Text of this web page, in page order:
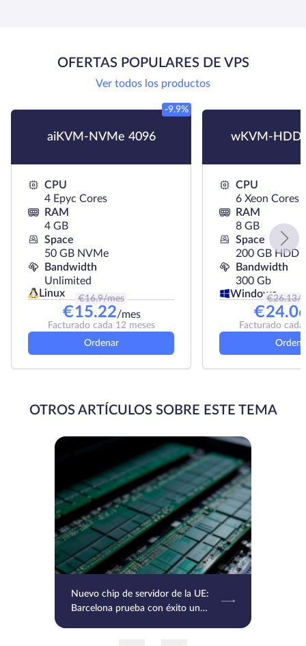
OFERTAS POPULARES DE VPS
Ver todos los productos
aiKVM-NVMe 4096
-9.9%
CPU
4 Epyc Cores
RAM
4 GB
Space
50 GB NVMe
Bandwidth
Unlimited
Linux
€16.9/mes
€15.22/mes
Facturado cada 12 meses
Ordenar
wKVM-HDD
CPU
6 Xeon Cores
RAM
8 GB
Space
200 GB HDD
Bandwidth
300 Gb
Windows
€26.13/
€
Facturado
OTROS ARTÍCULOS SOBRE ESTE TEMA
Nuevo chip de servidor de la UE:
Barcelona prueba con éxito un